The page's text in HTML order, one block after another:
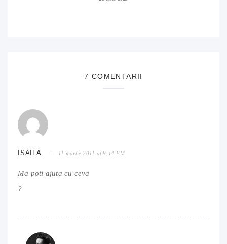
7 COMENTARII
ISAILA 11 martie 2011 at 9:14 PM
Ma poti ajuta cu ceva
?